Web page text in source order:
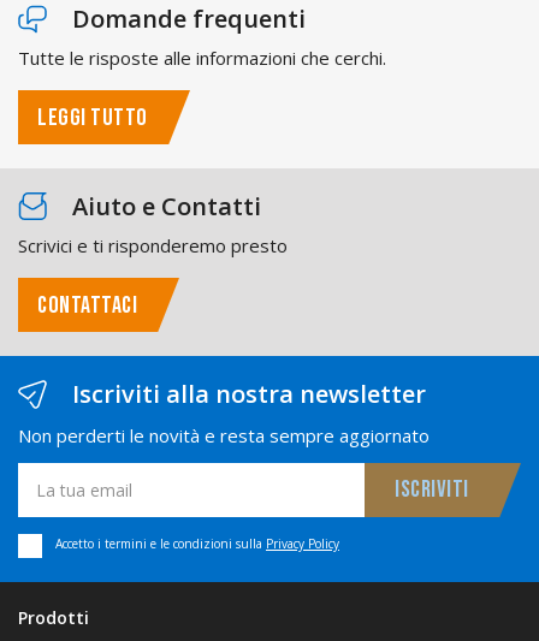
Domande frequenti
Tutte le risposte alle informazioni che cerchi.
LEGGI TUTTO
Aiuto e Contatti
Scrivici e ti risponderemo presto
CONTATTACI
Iscriviti alla nostra newsletter
Non perderti le novità e resta sempre aggiornato
Accetto i termini e le condizioni sulla Privacy Policy
Prodotti